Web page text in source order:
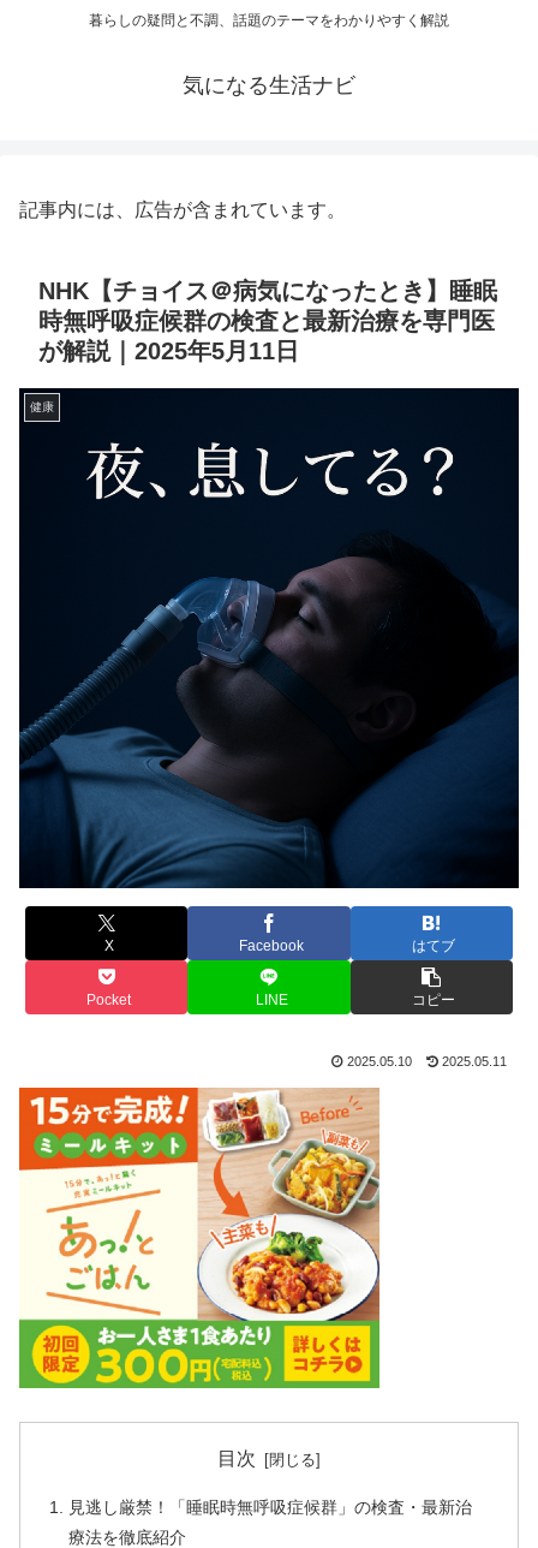
暮らしの疑問と不調、話題のテーマをわかりやすく解説
気になる生活ナビ
記事内には、広告が含まれています。
NHK【チョイス＠病気になったとき】睡眠
時無呼吸症候群の検査と最新治療を専門医
が解説｜2025年5月11日
健康
X Facebook はてブ
Pocket LINE コピー
2025.05.10 2025.05.11
目次
見逃し厳禁！「睡眠時無呼吸症候群」の検査・最新治
療法を徹底紹介